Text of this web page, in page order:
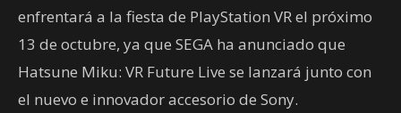
enfrentará a la fiesta de PlayStation VR el próximo
13 de octubre, ya que SEGA ha anunciado que
Hatsune Miku: VR Future Live se lanzará junto con
el nuevo e innovador accesorio de Sony.